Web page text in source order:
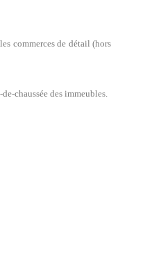
commerces de détail (hors
chaussée des immeubles.